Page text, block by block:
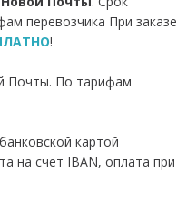
перевозчика При заказе
!
Почты. По тарифам
картой
на счет IBAN, оплата при